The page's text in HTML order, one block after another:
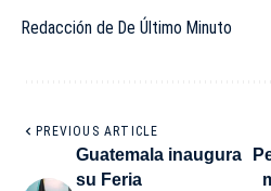
Redacción de De Último Minuto
PREVIOUS ARTICLE
Guatemala inaugura
su Feria